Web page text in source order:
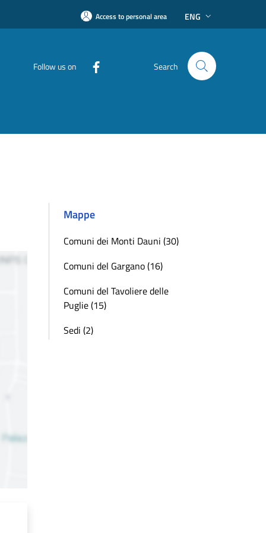
Access to personal area ENG
Follow us on Search
Mappe
Comuni dei Monti Dauni (30)
Comuni del Gargano (16)
Comuni del Tavoliere delle
Puglie (15)
Sedi (2)